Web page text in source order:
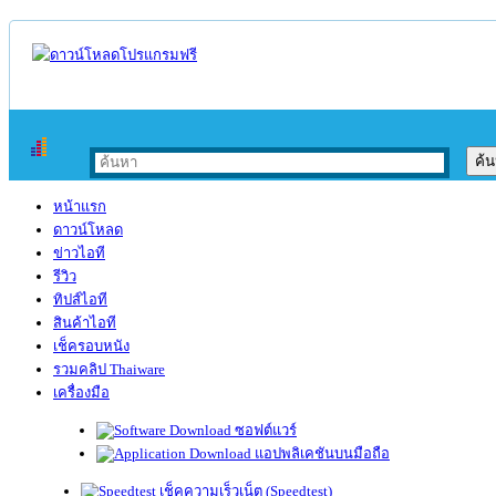
หน้าแรก
ดาวน์โหลด
ข่าวไอที
รีวิว
ทิปส์ไอที
สินค้าไอที
เช็ครอบหนัง
รวมคลิป Thaiware
เครื่องมือ
ซอฟต์แวร์
แอปพลิเคชันบนมือถือ
เช็คความเร็วเน็ต (Speedtest)